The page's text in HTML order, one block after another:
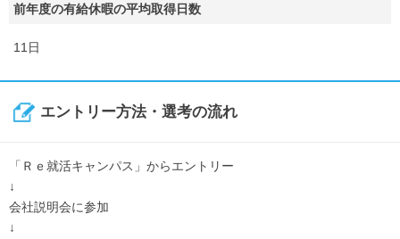
前年度の有給休暇の平均取得日数
11日
エントリー方法・選考の流れ
「Ｒｅ就活キャンパス」からエントリー
↓
会社説明会に参加
↓